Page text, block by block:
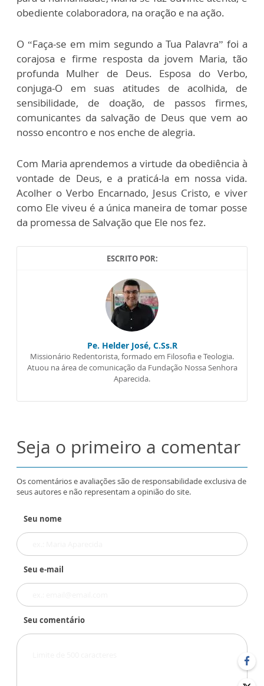
obediente colaboradora, na oração e na ação.
O “Faça-se em mim segundo a Tua Palavra” foi a
corajosa e firme resposta da jovem Maria, tão
profunda Mulher de Deus. Esposa do Verbo,
conjuga-O em suas atitudes de acolhida, de
sensibilidade, de doação, de passos firmes,
comunicantes da salvação de Deus que vem ao
nosso encontro e nos enche de alegria.
Com Maria aprendemos a virtude da obediência à
vontade de Deus, e a praticá-la em nossa vida.
Acolher o Verbo Encarnado, Jesus Cristo, e viver
como Ele viveu é a única maneira de tomar posse
da promessa de Salvação que Ele nos fez.
ESCRITO POR:
Pe. Helder José, C.Ss.R
Missionário Redentorista, formado em Filosofia e Teologia.
Atuou na área de comunicação da Fundação Nossa Senhora
Aparecida.
Seja o primeiro a comentar
Os comentários e avaliações são de responsabilidade exclusiva de
seus autores e não representam a opinião do site.
Seu nome
Seu e-mail
Seu comentário